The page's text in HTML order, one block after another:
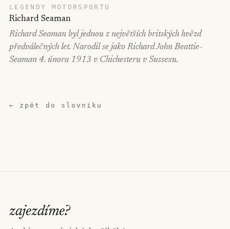
LEGENDY MOTORSPORTU
Richard Seaman
Richard Seaman byl jednou z největších britských hvězd
předválečných let. Narodil se jako Richard John Beattie-
Seaman 4. února 1913 v Chichesteru v Sussexu.
← zpět do slovníku
zajezdíme?